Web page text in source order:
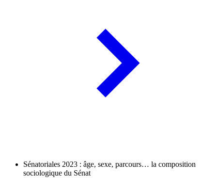
Sénatoriales 2023 : âge, sexe, parcours… la composition
sociologique du Sénat